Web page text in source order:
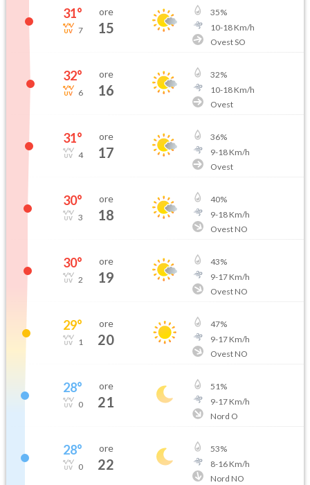
31°
7
ore
15
35%
10-18Km/h
Ovest SO
32°
6
ore
16
32%
10-18Km/h
Ovest
31°
4
ore
17
36%
9-18Km/h
Ovest
30°
3
ore
18
40%
9-18Km/h
Ovest NO
30°
2
ore
19
43%
9-17Km/h
Ovest NO
29°
1
ore
20
47%
9-17Km/h
Ovest NO
28°
0
ore
21
51%
9-17Km/h
Nord O
28°
0
ore
22
53%
8-16Km/h
Nord NO